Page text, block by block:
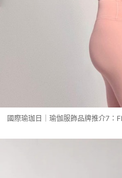
國際瑜珈日｜瑜伽服飾品牌推介7：